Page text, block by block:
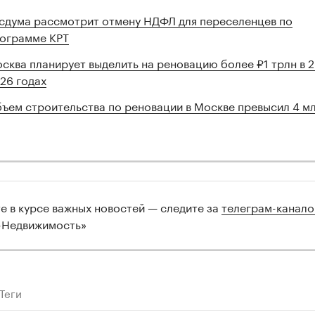
рассмотрит отмену НДФЛ для переселенцев по
КРТ
планирует выделить на реновацию более ₽1 трлн в
годах
строительства по реновации в Москве превысил 4
в курсе важных новостей — следите за телеграм-
Теги